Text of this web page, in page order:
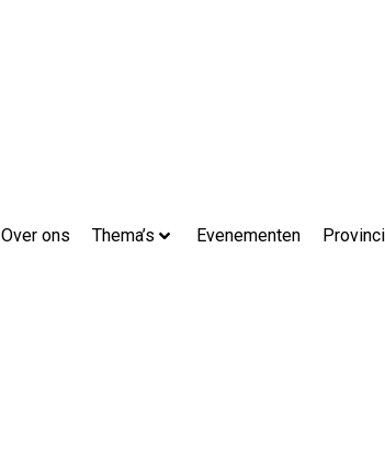
Over ons Thema’s Evenementen